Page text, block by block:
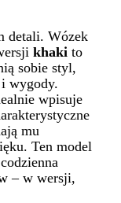
detali. Wózek
khaki to
sobie styl,
wygody.
wpisuje
mu
Ten model
– w wersji,